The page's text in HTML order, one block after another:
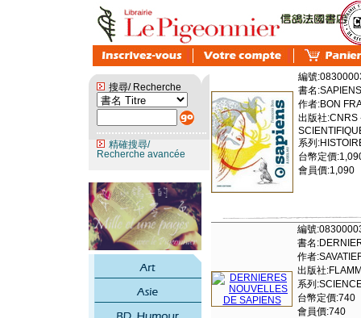
搜尋/ Recherche
精確搜尋/
Recherche avancée
編號
書名
作者:BON
出版社:CNRS
系列
台幣定價
會員價:1,090
編號
書名
作者
出版社
系列
台幣定價:740
會員價:740